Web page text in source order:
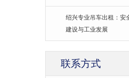
绍兴专业吊车出租：安
建设与工业发展
联系方式